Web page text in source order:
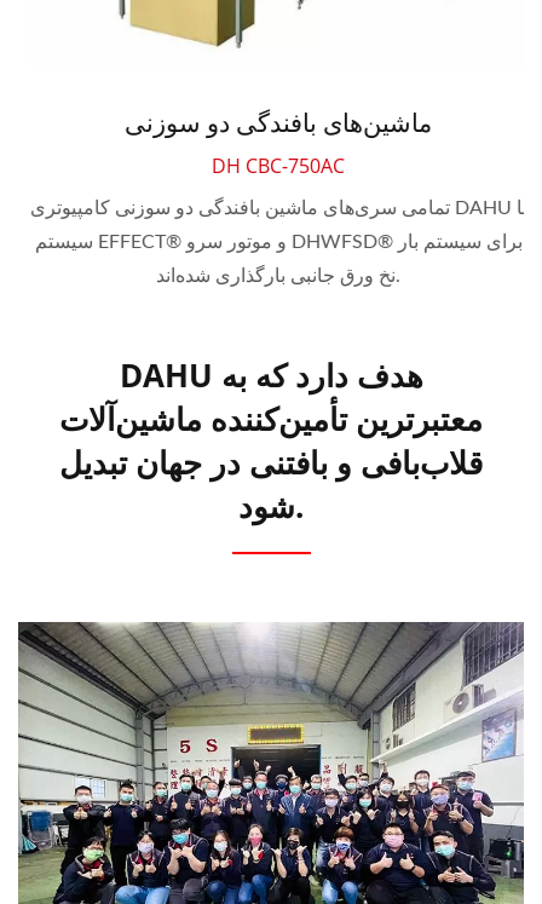
ماشین‌های بافندگی دو سوزنی
DH CBC-750AC
تمامی سری‌های ماشین بافندگی دو سوزنی کامپیوتری DAHU با
سیستم EFFECT® و موتور سرو DHWFSD® برای سیستم بار
نخ ورق جانبی بارگذاری شده‌اند.
DAHU هدف دارد که به
معتبرترین تأمین‌کننده ماشین‌آلات
قلاب‌بافی و بافتنی در جهان تبدیل
شود.